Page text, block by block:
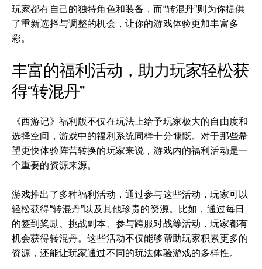
玩家都有自己的独特角色和装备，而“转混丹”则为你提供
了重新选择与调整的机会，让你的游戏体验更加丰富多
彩。
丰富的福利活动，助力玩家轻松获
得“转混丹”
《西游记》福利版不仅在玩法上给予玩家极大的自由度和
选择空间，游戏中的福利系统同样十分慷慨。对于那些希
望更快体验阵营转换的玩家来说，游戏内的福利活动是一
个重要的资源来源。
游戏推出了多种福利活动，通过参与这些活动，玩家可以
轻松获得“转混丹”以及其他珍贵的资源。比如，通过每日
的签到奖励、挑战副本、参与跨服对战等活动，玩家都有
机会获得转混丹。这些活动不仅能够帮助玩家积累更多的
资源，还能让玩家通过不同的玩法体验游戏的多样性。